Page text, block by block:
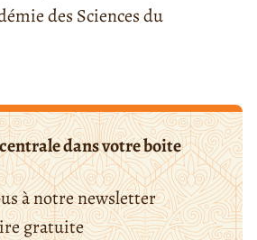
des Sciences du
dans votre boite
à notre newsletter
gratuite